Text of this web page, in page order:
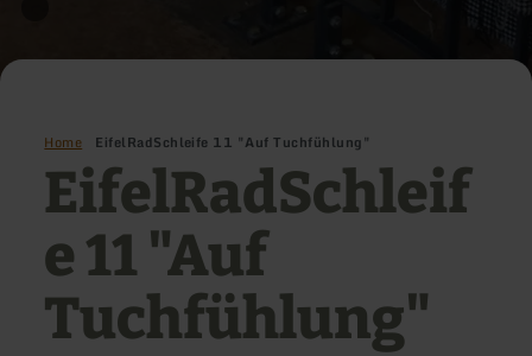
Home EifelRadSchleife 11 "Auf Tuchfühlung"
EifelRadSchleif
e 11 "Auf
Tuchfühlung"